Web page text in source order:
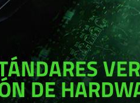
DE